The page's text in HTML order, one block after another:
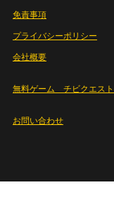
免責事項
プライバシーポリシー
会社概要
無料ゲーム チビクエスト
お問い合わせ